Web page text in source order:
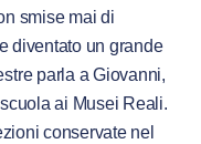
smise mai di
diventato un grande
parla a Giovanni,
ai Musei Reali.
conservate nel